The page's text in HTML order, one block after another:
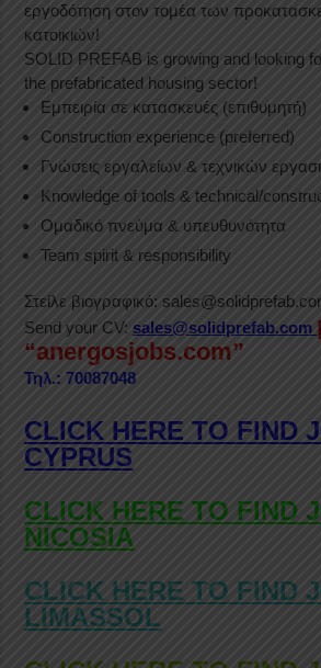
εργοδότηση στον τομέα των
κατοικιών!
SOLID PREFAB is growing and looking
the prefabricated housing sector!
Εμπειρία σε κατασκευές (επιθυμητή)
Construction experience (preferred)
Γνώσεις εργαλείων & τεχνικών
Knowledge of tools & technical/
Ομαδικό πνεύμα & υπευθυνότητα
Team spirit & responsibility
Στείλε βιογραφικό:
Send your CV:sales@solidprefab.com
“anergosjobs.com”
Τηλ.:70087048
CLICK HERE TO FIND
CYPRUS
CLICK HERE TO FIND
NICOSIA
CLICK HERE TO FIND
LIMASSOL